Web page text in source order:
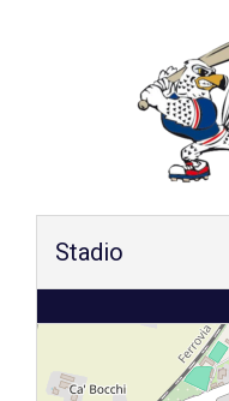
Stadio